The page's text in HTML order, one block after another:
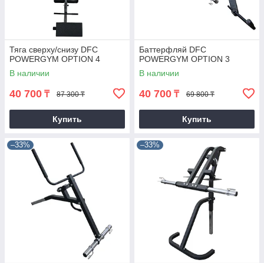
Тяга сверху/снизу DFC
POWERGYM OPTION 4
В наличии
40 700 ₸ 87 300 ₸
Купить
Баттерфляй DFC
POWERGYM OPTION 3
В наличии
40 700 ₸ 69 800 ₸
Купить
–33% –33%